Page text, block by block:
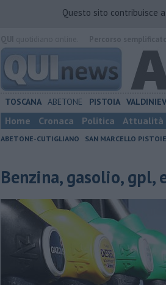
Questo sito contribuisce
TOSCANA ABETONE PISTOIA
Home Cronaca Politica Attualità
ABETONE-CUTIGLIANO SAN MARCELLO
Benzina, gasolio, gpl,